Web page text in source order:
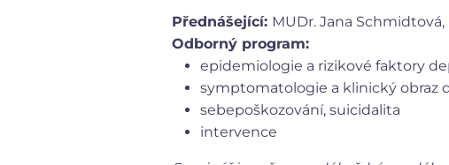
Přednášející: MUDr. Jana Schmidtová,
Odborný program:
epidemiologie a rizikové faktory
symptomatologie a klinický obraz
sebepoškozování, suicidalita
intervence